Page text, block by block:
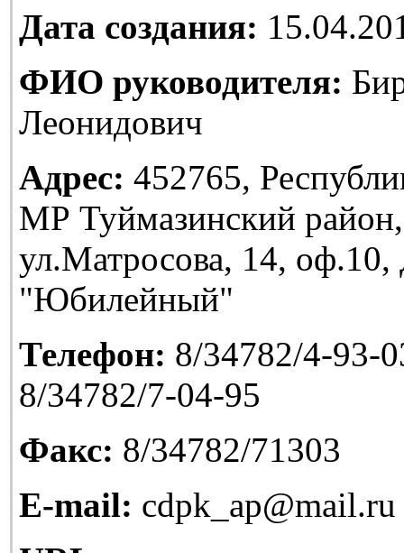
Дата создания:
ФИО руководителя:
Леонидович
Адрес: 452765,
МР Туймазинский
ул.Матросова, 14,
"Юбилейный"
Телефон: 8/34782/4-93-
8/34782/7-04-95
Факс: 8/34782/71303
E-mail: cdpk_ap@mail.ru